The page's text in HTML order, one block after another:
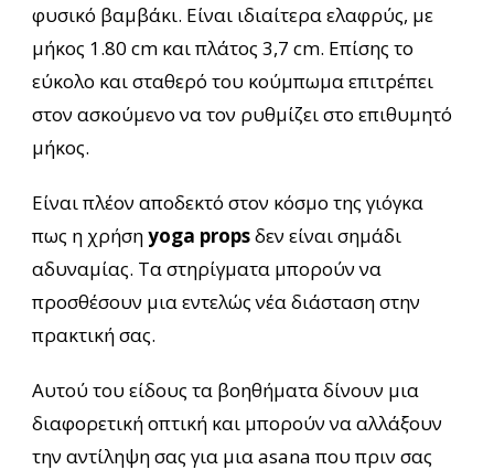
φυσικό βαμβάκι. Είναι ιδιαίτερα ελαφρύς, με
μήκος 1.80 cm και πλάτος 3,7 cm. Επίσης το
εύκολο και σταθερό του κούμπωμα επιτρέπει
στον ασκούμενο να τον ρυθμίζει στο επιθυμητό
μήκος.
Είναι πλέον αποδεκτό στον κόσμο της γιόγκα
πως η χρήσηyoga propsδεν είναι σημάδι
αδυναμίας. Τα στηρίγματα μπορούν να
προσθέσουν μια εντελώς νέα διάσταση στην
πρακτική σας.
Αυτού του είδους τα βοηθήματα δίνουν μια
διαφορετική οπτική και μπορούν να αλλάξουν
την αντίληψη σας για μια asana που πριν σας